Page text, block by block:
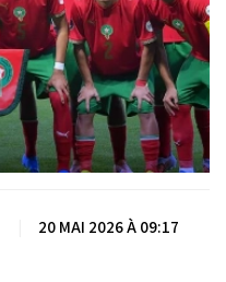
20 MAI 2026 À 09:17